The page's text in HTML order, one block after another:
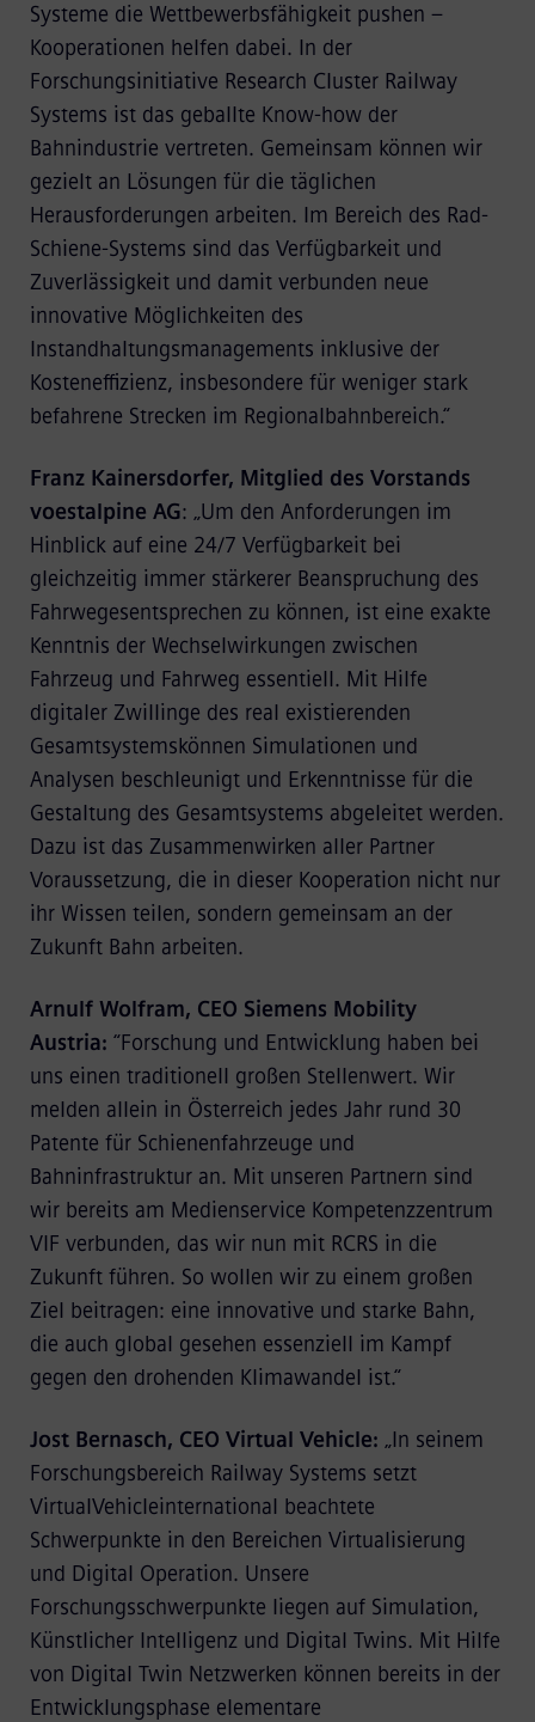
Systeme die Wettbewerbsfähigkeit pushen –
Kooperationen helfen dabei. In der
Forschungsinitiative Research Cluster Railway
Systems ist das geballte Know-how der
Bahnindustrie vertreten. Gemeinsam können wir
gezielt an Lösungen für die täglichen
Herausforderungen arbeiten. Im Bereich des Rad-
Schiene-Systems sind das Verfügbarkeit und
Zuverlässigkeit und damit verbunden neue
innovative Möglichkeiten des
Instandhaltungsmanagements inklusive der
Kosteneffizienz, insbesondere für weniger stark
befahrene Strecken im Regionalbahnbereich.“
Franz Kainersdorfer, Mitglied des Vorstands
voestalpine AG: „Um den Anforderungen im
Hinblick auf eine 24/7 Verfügbarkeit bei
gleichzeitig immer stärkerer Beanspruchung des
Fahrwegesentsprechen zu können, ist eine exakte
Kenntnis der Wechselwirkungen zwischen
Fahrzeug und Fahrweg essentiell. Mit Hilfe
digitaler Zwillinge des real existierenden
Gesamtsystemskönnen Simulationen und
Analysen beschleunigt und Erkenntnisse für die
Gestaltung des Gesamtsystems abgeleitet werden.
Dazu ist das Zusammenwirken aller Partner
Voraussetzung, die in dieser Kooperation nicht nur
ihr Wissen teilen, sondern gemeinsam an der
Zukunft Bahn arbeiten.
Arnulf Wolfram, CEO Siemens Mobility
Austria: “Forschung und Entwicklung haben bei
uns einen traditionell großen Stellenwert. Wir
melden allein in Österreich jedes Jahr rund 30
Patente für Schienenfahrzeuge und
Bahninfrastruktur an. Mit unseren Partnern sind
wir bereits am Medienservice Kompetenzzentrum
VIF verbunden, das wir nun mit RCRS in die
Zukunft führen. So wollen wir zu einem großen
Ziel beitragen: eine innovative und starke Bahn,
die auch global gesehen essenziell im Kampf
gegen den drohenden Klimawandel ist.“
Jost Bernasch, CEO Virtual Vehicle: „In seinem
Forschungsbereich Railway Systems setzt
VirtualVehicleinternational beachtete
Schwerpunkte in den Bereichen Virtualisierung
und Digital Operation. Unsere
Forschungsschwerpunkte liegen auf Simulation,
Künstlicher Intelligenz und Digital Twins. Mit Hilfe
von Digital Twin Netzwerken können bereits in der
Entwicklungsphase elementare